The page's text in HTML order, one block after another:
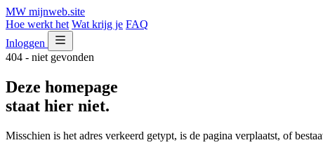
MW mijnweb.site
Hoe werkt het Wat krijg je FAQ
Inloggen
404 - niet gevonden
Deze homepage
staat hier niet.
Misschien is het adres verkeerd getypt, is de pagina verplaatst, of